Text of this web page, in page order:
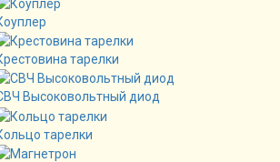
тарелки
Высоковольтный диод
тарелки